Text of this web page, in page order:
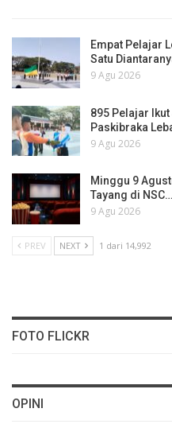
Empat Pelajar
Satu
9 Agu 2026
895 Pelajar
Paskibraka
9 Agu 2026
Minggu 9
Tayang di NSC…
9 Agu 2026
PREV NEXT 1 dari 14,992
FOTO FLICKR
OPINI